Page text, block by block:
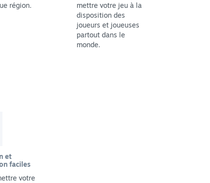
région.
mettre votre jeu à la
disposition des
joueurs et joueuses
partout dans le
monde.
et
faciles
votre